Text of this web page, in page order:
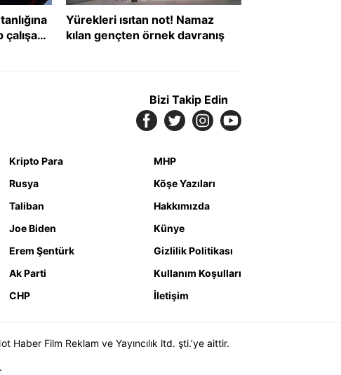
Yürekleri ısıtan not! Namaz
kılan gençten örnek davranış
Bizi Takip Edin
Kripto Para
Rusya
Taliban
Joe Biden
Erem Şentürk
Ak Parti
CHP
MHP
Köşe Yazıları
Hakkımızda
Künye
Gizlilik Politikası
Kullanım Koşulları
İletişim
Film Reklam ve Yayıncılık ltd. şti.’ye aittir.